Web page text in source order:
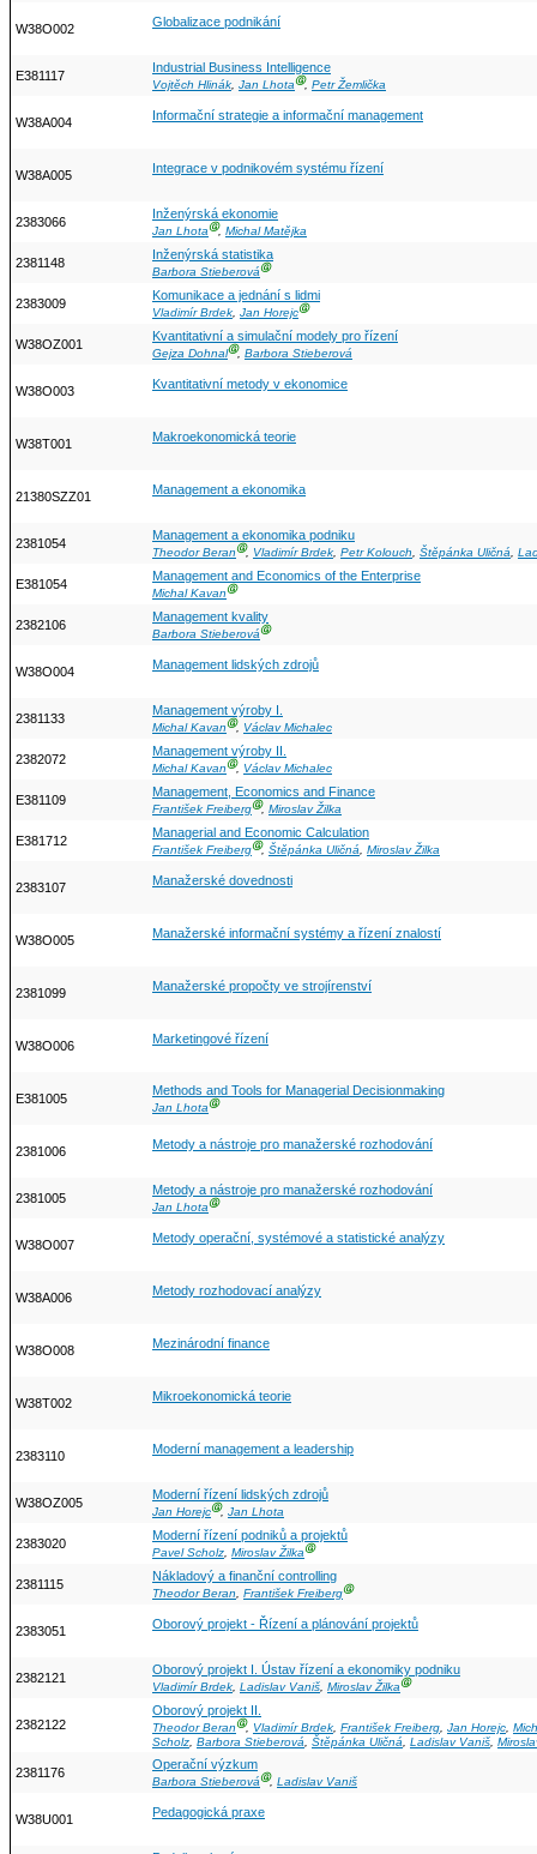
W38O002 Globalizace podnikání
E381117
Industrial Business Intelligence
Vojtěch Hlinák, Jan LhotaⒼ, Petr Žemlička
W38A004 Informační strategie a informační management
W38A005 Integrace v podnikovém systému řízení
2383066
Inženýrská ekonomie
Jan LhotaⒼ, Michal Matějka
2381148
Inženýrská statistika
Barbora StieberováⒼ
2383009
Komunikace a jednání s lidmi
Vladimír Brdek, Jan HorejcⒼ
W38OZ001
Kvantitativní a simulační modely pro řízení
Gejza DohnalⒼ, Barbora Stieberová
W38O003 Kvantitativní metody v ekonomice
W38T001 Makroekonomická teorie
21380SZZ01 Management a ekonomika
2381054
Management a ekonomika podniku
Theodor BeranⒼ, Vladimír Brdek, Petr Kolouch, Štěpánka Uličná,
E381054
Management and Economics of the Enterprise
Michal KavanⒼ
2382106
Management kvality
Barbora StieberováⒼ
W38O004 Management lidských zdrojů
2381133
Management výroby I.
Michal KavanⒼ, Václav Michalec
2382072
Management výroby II.
Michal KavanⒼ, Václav Michalec
E381109
Management, Economics and Finance
František FreibergⒼ, Miroslav Žilka
E381712
Managerial and Economic Calculation
František FreibergⒼ, Štěpánka Uličná, Miroslav Žilka
2383107 Manažerské dovednosti
W38O005 Manažerské informační systémy a řízení znalostí
2381099 Manažerské propočty ve strojírenství
W38O006 Marketingové řízení
E381005
Methods and Tools for Managerial Decisionmaking
Jan LhotaⒼ
2381006 Metody a nástroje pro manažerské rozhodování
2381005
Metody a nástroje pro manažerské rozhodování
Jan LhotaⒼ
W38O007 Metody operační, systémové a statistické analýzy
W38A006 Metody rozhodovací analýzy
W38O008 Mezinárodní finance
W38T002 Mikroekonomická teorie
2383110 Moderní management a leadership
W38OZ005
Moderní řízení lidských zdrojů
Jan HorejcⒼ, Jan Lhota
2383020
Moderní řízení podniků a projektů
Pavel Scholz, Miroslav ŽilkaⒼ
2381115
Nákladový a finanční controlling
Theodor Beran, František FreibergⒼ
2383051 Oborový projekt - Řízení a plánování projektů
2382121
Oborový projekt I. Ústav řízení a ekonomiky podniku
Vladimír Brdek, Ladislav Vaniš, Miroslav ŽilkaⒼ
2382122
Oborový projekt II.
Theodor BeranⒼ, Vladimír Brdek, František Freiberg, Jan Horejc,
Scholz Barbora Stieberová Štěpánka Uličná Ladislav Vaniš
2381176
Operační výzkum
Barbora StieberováⒼ, Ladislav Vaniš
W38U001 Pedagogická praxe